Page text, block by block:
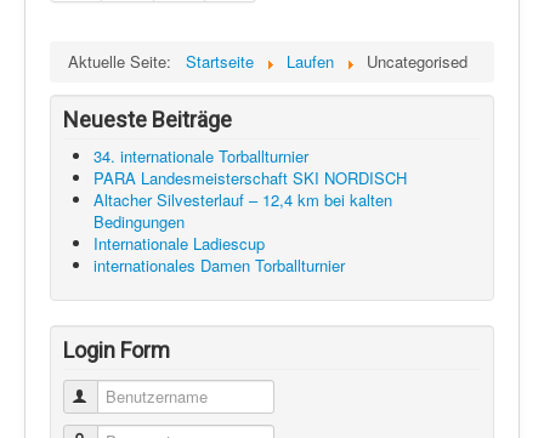
Aktuelle Seite: Startseite Laufen Uncategorised
Neueste Beiträge
34. internationale Torballturnier
PARA Landesmeisterschaft SKI NORDISCH
Altacher Silvesterlauf – 12,4 km bei kalten
Bedingungen
Internationale Ladiescup
internationales Damen Torballturnier
Login Form
Benutzername